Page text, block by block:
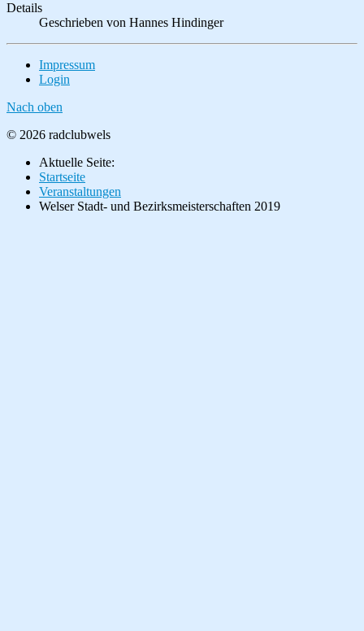
Details
Geschrieben von Hannes Hindinger
Impressum
Login
Nach oben
© 2026 radclubwels
Aktuelle Seite:
Startseite
Veranstaltungen
Welser Stadt- und Bezirksmeisterschaften 2019